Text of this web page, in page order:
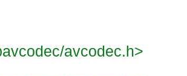
avcodec.h>